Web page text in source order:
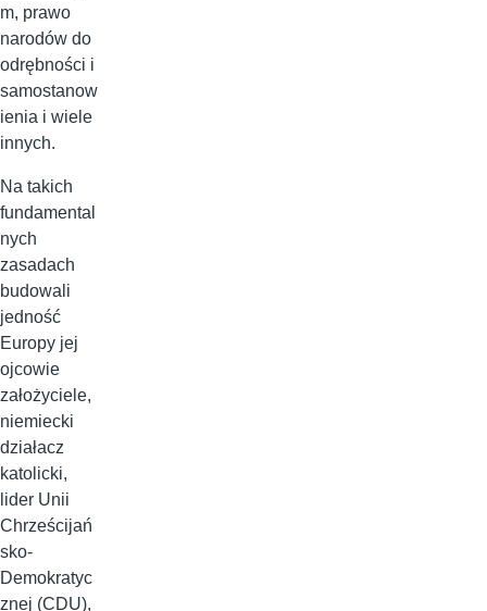
m, prawo
narodów do
odrębności i
samostanow
ienia i wiele
innych.
Na takich
fundamental
nych
zasadach
budowali
jedność
Europy jej
ojcowie
założyciele,
niemiecki
działacz
katolicki,
lider Unii
Chrześcijań
sko-
Demokratyc
znej (CDU),